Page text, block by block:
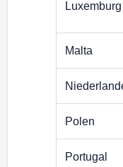
Luxemburg
Malta
Polen
Portugal